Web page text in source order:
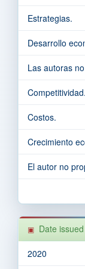
Estrategias.
Desarrollo
Las autoras
Competitividad.
Costos.
Crecimiento
El autor no
Date issued
2020